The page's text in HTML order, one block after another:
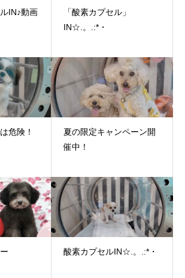
IN♪動画
「酸素カプセル」
IN☆.。.:*・
危険！
夏の限定キャンペーン開
催中！
酸素カプセルIN☆.。.:*・